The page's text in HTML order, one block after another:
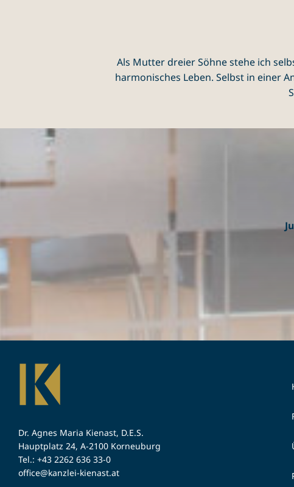
Als Mutter dreier Söhne stehe ich
harmonisches Leben. Selbst in einer
Dr. Agnes Maria Kienast, D.E.S.
Hauptplatz 24, A-2100 Korneuburg
Tel.: +43 2262 636 33-0
office@kanzlei-kienast.at